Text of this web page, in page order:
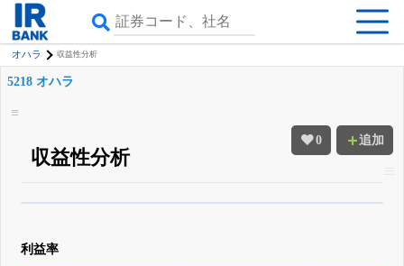
オハラ 収益性分析
0 追加
5218 オハラ
収益性分析
登録すると永久30%OFFと米株版の先行利用も付きます
利益率